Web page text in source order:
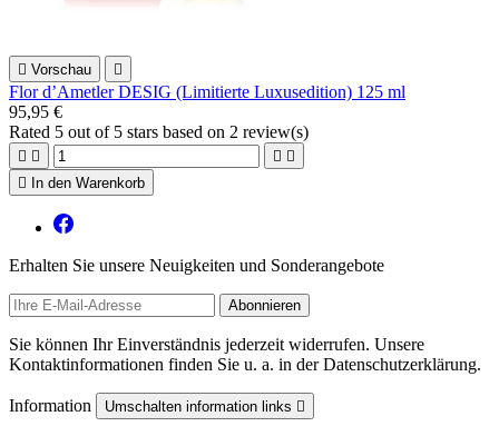
 Vorschau 
Flor d’Ametler DESIG (Limitierte Luxusedition) 125 ml
95,95 €
Rated 5 out of 5 stars based on 2 review(s)
   

In den Warenkorb
Erhalten Sie unsere Neuigkeiten und Sonderangebote
Sie können Ihr Einverständnis jederzeit widerrufen. Unsere
Kontaktinformationen finden Sie u. a. in der Datenschutzerklärung.
Information Umschalten information links 